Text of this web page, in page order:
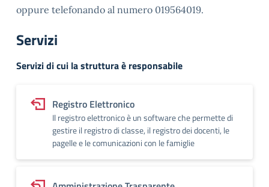
oppure telefonando al numero 019564019.
Servizi
Servizi di cui la struttura è responsabile
Registro Elettronico
Il registro elettronico è un software che permette di
gestire il registro di classe, il registro dei docenti, le
pagelle e le comunicazioni con le famiglie